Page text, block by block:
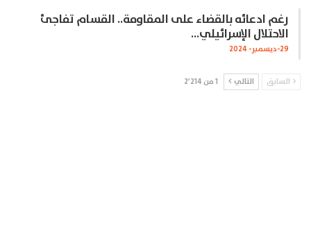
رغم ادعائه بالقضاء على المقاومة.. القسام تفاجئ
الاحتلال الإسرائيلي…
29-ديسمبر- 2024
السابق التالي 1 من 2٬214